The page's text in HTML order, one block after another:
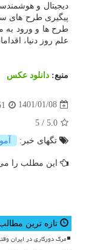
دیجیتال و
طرح ها و ورود به
علم روز دنیا،
منبع: دانلود عكس
1401/01/08
5.0
/
5
تگهای خبر:
این مطلب را
تازه ترین
مرگ دورکاری در ایران